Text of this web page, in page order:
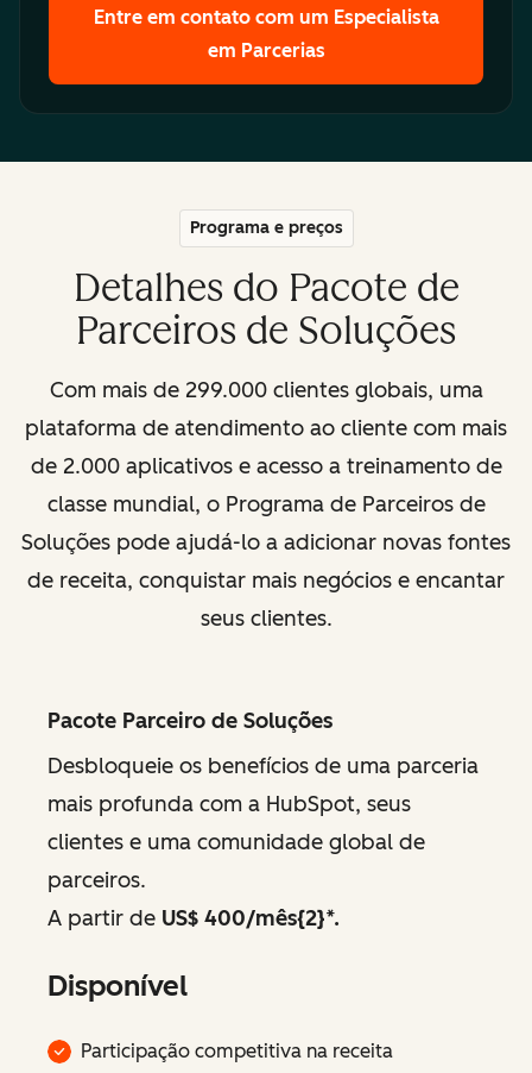
Entre em contato com um Especialista
em Parcerias
Programa e preços
Detalhes do Pacote de
Parceiros de Soluções
Com mais de 299.000 clientes globais, uma
plataforma de atendimento ao cliente com mais
de 2.000 aplicativos e acesso a treinamento de
classe mundial, o Programa de Parceiros de
Soluções pode ajudá-lo a adicionar novas fontes
de receita, conquistar mais negócios e encantar
seus clientes.
Pacote Parceiro de Soluções
Desbloqueie os benefícios de uma parceria
mais profunda com a HubSpot, seus
clientes e uma comunidade global de
parceiros.
A partir de US$ 400/mês{2}*.
Disponível
Participação competitiva na receita